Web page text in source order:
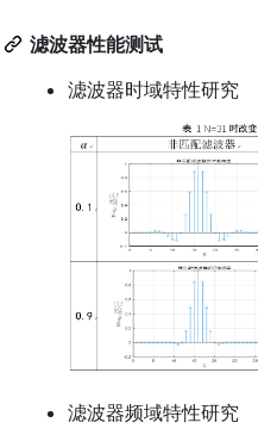
滤波器性能测试
滤波器时域特性研究
滤波器频域特性研究